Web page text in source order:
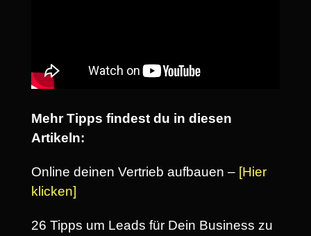
Mehr Tipps findest du in diesen
Artikeln:
Online deinen Vertrieb aufbauen – [Hier
klicken]
26 Tipps um Leads für Dein Business zu